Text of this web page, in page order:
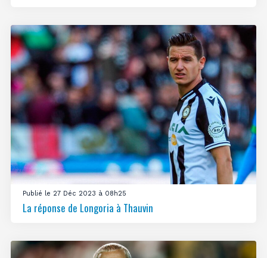
Publié le 27 Déc 2023 à 08h25
La réponse de Longoria à Thauvin